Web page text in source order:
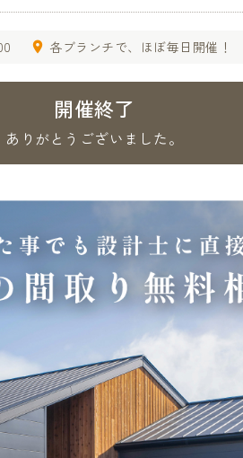
各ブランチで、ほぼ毎日開催！
開催終了
ありがとうございました。